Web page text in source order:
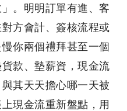
。明明訂單有進、客
方會計、簽核流程或
你兩個禮拜甚至一個
款、墊薪資，現金流
其天天擔心哪一天被
現金流重新盤點，用